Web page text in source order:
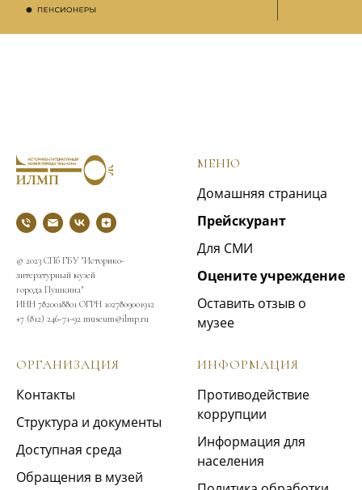
© 2023 СПб ГБУ "Историко-
литературный музей
города Пушкина"
ИНН 7820018801 ОГРН 1027809001912
+7 (812) 246-71-92 museum@ilmp.ru
МЕНЮ
Домашняя страница
Прейскурант
Для СМИ
Оцените учреждение
Оставить отзыв о
музее
ОРГАНИЗАЦИЯ
Контакты
Структура и документы
Доступная среда
Обращения в музей
ИНФОРМАЦИЯ
Противодействие
коррупции
Информация для
населения